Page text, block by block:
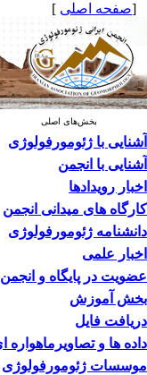
[صفحه اصلی ]
بخش‌های اصلی
آشنایی با ژئومورفولوژی
آشنایی با انجمن
اخبار رویدادها
کارگاه های میدانی انجمن
دانشنامه ژئومورفولوژی
اخبار علمی
عضویت در پایگاه و انجمن
بخش آموزش
دریافت فایل
داده ها و تصاویرماهواره
موسسات ژئومورفولوژی